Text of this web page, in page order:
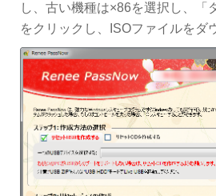
し、古い機種は×86を選択し、「
をクリックし、ISOファイルをダ